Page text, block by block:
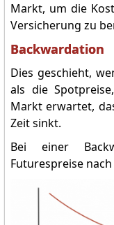
Markt, um die
Versicherung zu
Backwardation
Dies geschieht,
als die
Markt erwartet,
Zeit sinkt.
Bei einer
Futurespreise